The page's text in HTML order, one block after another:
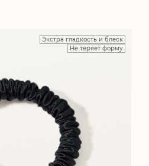
Экстра гладкость и блеск
Не теряет форму